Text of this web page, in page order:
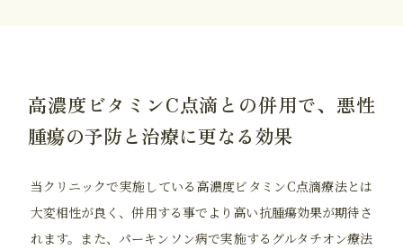
高濃度ビタミンC点滴との併用で、 悪性
腫瘍の予防と治療に更なる効果
当クリニックで実施している高濃度ビタミンC点滴療法とは
大変相性が良く、併用する事でより高い抗腫瘍効果が期待さ
れます。また、パーキンソン病で実施するグルタチオン療法